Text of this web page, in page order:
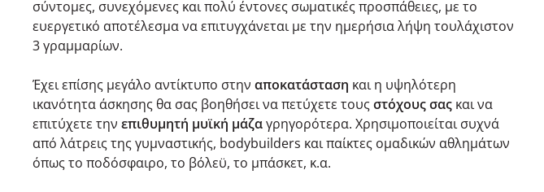
σύντομες, συνεχόμενες και πολύ έντονες σωματικές προσπάθειες, με το
ευεργετικό αποτέλεσμα να επιτυγχάνεται με την ημερήσια λήψη τουλάχιστον
3 γραμμαρίων.
Έχει επίσης μεγάλο αντίκτυπο στην αποκατάσταση και η υψηλότερη
ικανότητα άσκησης θα σας βοηθήσει να πετύχετε τουςστόχους σας και να
επιτύχετε την επιθυμητή μυϊκή μάζαγρηγορότερα. Χρησιμοποιείται συχνά
από λάτρεις της γυμναστικής, bodybuilders και παίκτες ομαδικών αθλημάτων
όπως το ποδόσφαιρο, το βόλεϋ, το μπάσκετ, κ.α.